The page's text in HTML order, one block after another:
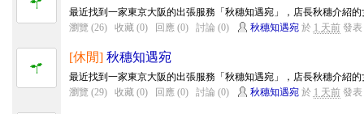
最近找到一家東京大阪的出張服務「秋穗知遇宛」，店長秋穗介紹
瀏覽 (26)
收藏 (0) 回應 (0) 討論 (0) 秋穗知遇宛於 1 天前發表
[休閒] 秋穗知遇宛
最近找到一家東京大阪的出張服務「秋穗知遇宛」，店長秋穗介紹
瀏覽 (29)
收藏 (0) 回應 (0) 討論 (0) 秋穗知遇宛於 1 天前發表